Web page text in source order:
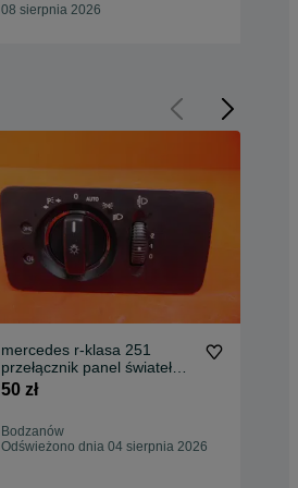
08 sierpnia 2026
mercedes r-klasa 251
przełącznik panel świateł
a2515453004
50 zł
Bodzanów
Odświeżono dnia 04 sierpnia 2026